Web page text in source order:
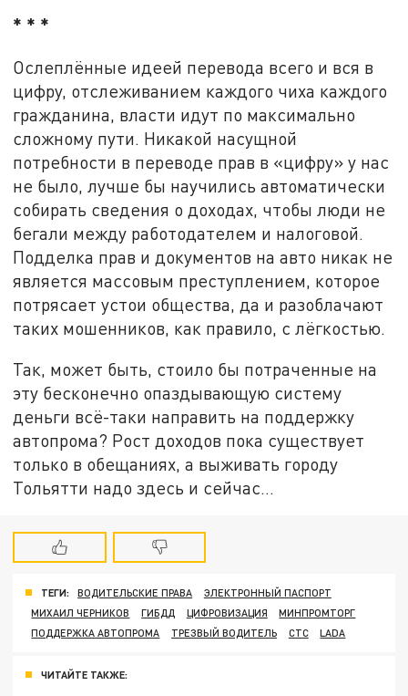
* * *
Ослеплённые идеей перевода всего и вся в
цифру, отслеживанием каждого чиха каждого
гражданина, власти идут по максимально
сложному пути. Никакой насущной
потребности в переводе прав в «цифру» у нас
не было, лучше бы научились автоматически
собирать сведения о доходах, чтобы люди не
бегали между работодателем и налоговой.
Подделка прав и документов на авто никак не
является массовым преступлением, которое
потрясает устои общества, да и разоблачают
таких мошенников, как правило, с лёгкостью.
Так, может быть, стоило бы потраченные на
эту бесконечно опаздывающую систему
деньги всё-таки направить на поддержку
автопрома? Рост доходов пока существует
только в обещаниях, а выживать городу
Тольятти надо здесь и сейчас…
ТЕГИ: ВОДИТЕЛЬСКИЕ ПРАВА
ЭЛЕКТРОННЫЙ ПАСПОРТ
МИХАИЛ ЧЕРНИКОВ
ГИБДД ЦИФРОВИЗАЦИЯ
МИНПРОМТОРГ
ПОДДЕРЖКА АВТОПРОМА
ТРЕЗВЫЙ ВОДИТЕЛЬ СТС LADA
ЧИТАЙТЕ ТАКЖЕ: